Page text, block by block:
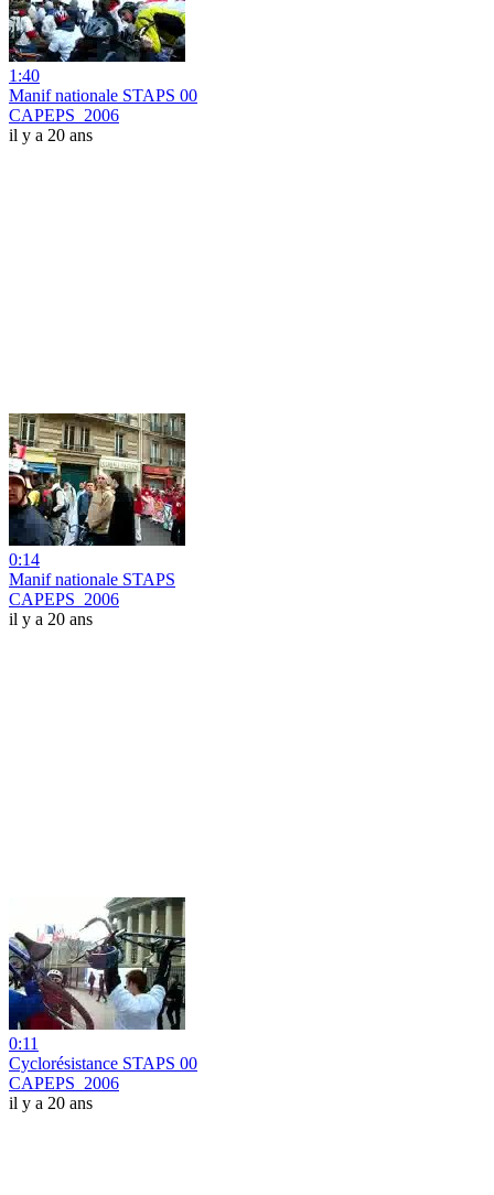
1:40
Manif nationale STAPS 00
CAPEPS_2006
il y a 20 ans
0:14
Manif nationale STAPS
CAPEPS_2006
il y a 20 ans
0:11
Cyclorésistance STAPS 00
CAPEPS_2006
il y a 20 ans